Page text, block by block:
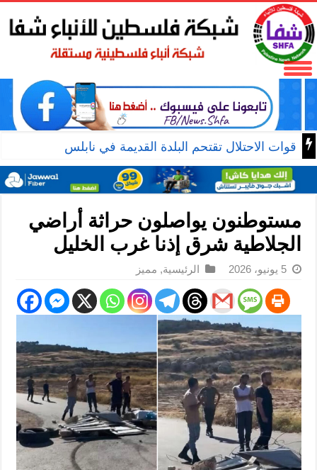
قوات الاحتلال تقتحم البلدة القديمة في نابلس
مستوطنون يواصلون حراثة أراضي
الجلاطية شرق إذنا غرب الخليل
5 يونيو، 2026 الرئيسية, مميز